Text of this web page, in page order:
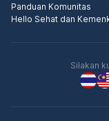
Panduan Komunitas
Hello Sehat dan
Silakan